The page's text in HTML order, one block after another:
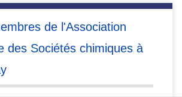
de l'Association
des Sociétés chimiques à